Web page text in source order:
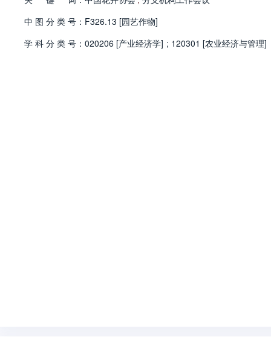
中 图 分 类 号： F326.13 [园艺作物]
学 科 分 类 号： 020206 [产业经济学] ; 120301 [农业经济与管理]